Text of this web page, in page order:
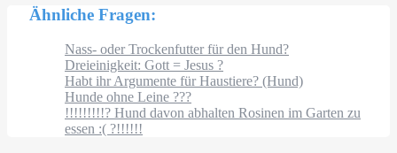
Ähnliche Fragen:
Nass- oder Trockenfutter für den Hund?
Dreieinigkeit: Gott = Jesus ?
Habt ihr Argumente für Haustiere? (Hund)
Hunde ohne Leine ???
!!!!!!!!!? Hund davon abhalten Rosinen im Garten zu
essen :( ?!!!!!!